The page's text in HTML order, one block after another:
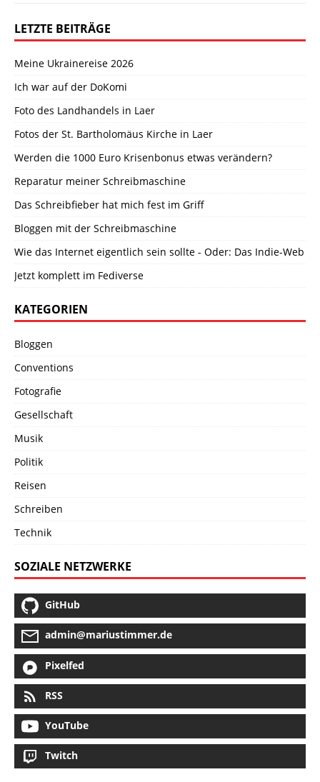
LETZTE BEITRÄGE
Meine Ukrainereise 2026
Ich war auf der DoKomi
Foto des Landhandels in Laer
Fotos der St. Bartholomäus Kirche in Laer
Werden die 1000 Euro Krisenbonus etwas verändern?
Reparatur meiner Schreibmaschine
Das Schreibfieber hat mich fest im Griff
Bloggen mit der Schreibmaschine
Wie das Internet eigentlich sein sollte - Oder: Das Indie-Web
Jetzt komplett im Fediverse
KATEGORIEN
Bloggen
Conventions
Fotografie
Gesellschaft
Musik
Politik
Reisen
Schreiben
Technik
SOZIALE NETZWERKE
GitHub
admin@mariustimmer.de
Pixelfed
RSS
YouTube
Twitch